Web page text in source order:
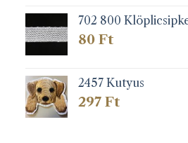
702 800
80 Ft
2457 Kutyus
297 Ft